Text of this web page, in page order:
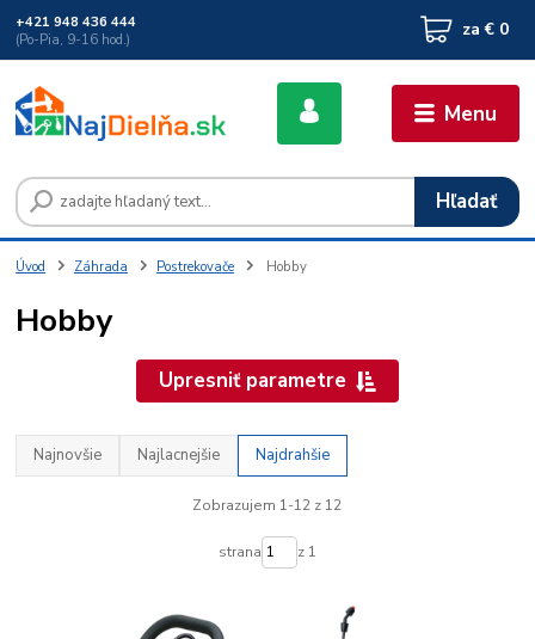
Menu
Hľadať
+421 948 436 444
(Po-Pia, 9-16 hod.)
za € 0
Úvod Záhrada Postrekovače Hobby
Hobby
Upresniť parametre
Najnovšie Najlacnejšie Najdrahšie
Zobrazujem 1-12 z 12
strana z 1